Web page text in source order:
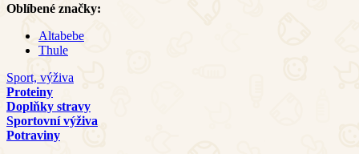
Oblíbené značky:
Altabebe
Thule
Sport, výživa
Proteiny
Doplňky stravy
Sportovní výživa
Potraviny